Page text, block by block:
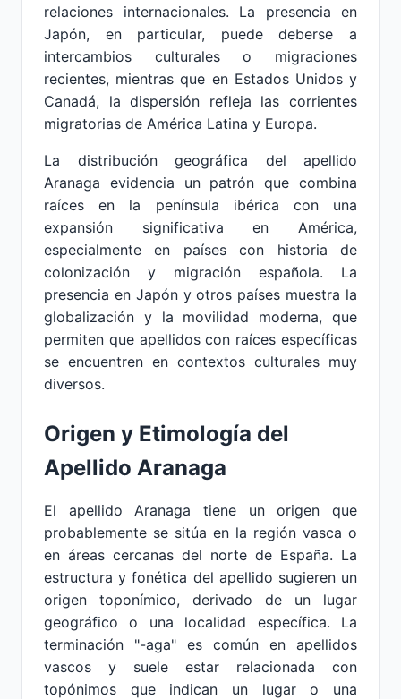
relaciones internacionales. La presencia en
Japón, en particular, puede deberse a
intercambios culturales o migraciones
recientes, mientras que en Estados Unidos y
Canadá, la dispersión refleja las corrientes
migratorias de América Latina y Europa.
La distribución geográfica del apellido
Aranaga evidencia un patrón que combina
raíces en la península ibérica con una
expansión significativa en América,
especialmente en países con historia de
colonización y migración española. La
presencia en Japón y otros países muestra la
globalización y la movilidad moderna, que
permiten que apellidos con raíces específicas
se encuentren en contextos culturales muy
diversos.
Origen y Etimología del
Apellido Aranaga
El apellido Aranaga tiene un origen que
probablemente se sitúa en la región vasca o
en áreas cercanas del norte de España. La
estructura y fonética del apellido sugieren un
origen toponímico, derivado de un lugar
geográfico o una localidad específica. La
terminación "-aga" es común en apellidos
vascos y suele estar relacionada con
topónimos que indican un lugar o una